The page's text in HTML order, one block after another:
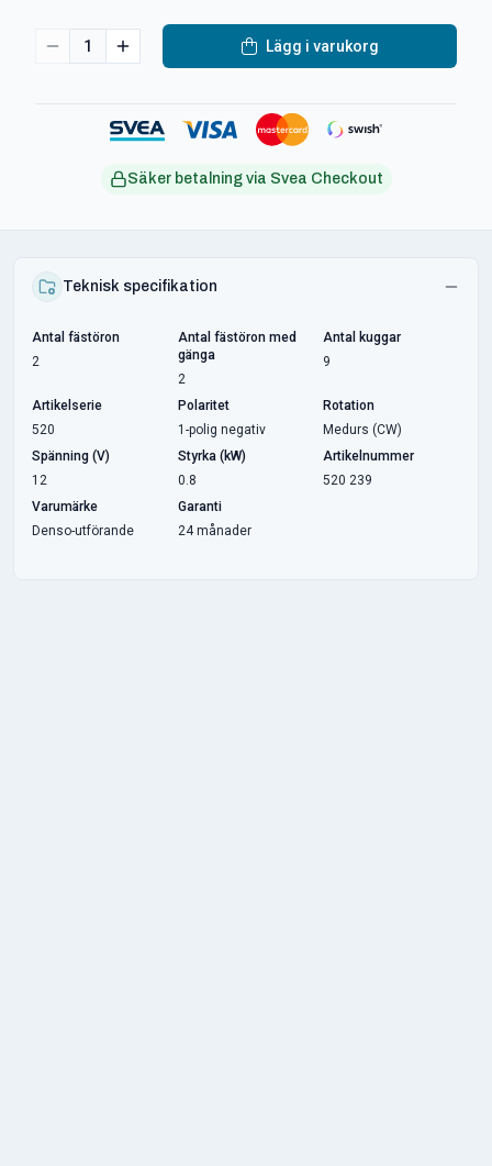
1 Lägg i varukorg
Säker betalning via Svea Checkout
Teknisk specifikation
Antal fästöron
2
Antal fästöron med
gänga
2
Antal kuggar
9
Artikelserie
520
Polaritet
1-polig negativ
Rotation
Medurs (CW)
Spänning (V)
12
Styrka (kW)
0.8
Artikelnummer
520 239
Varumärke
Denso-utförande
Garanti
24 månader